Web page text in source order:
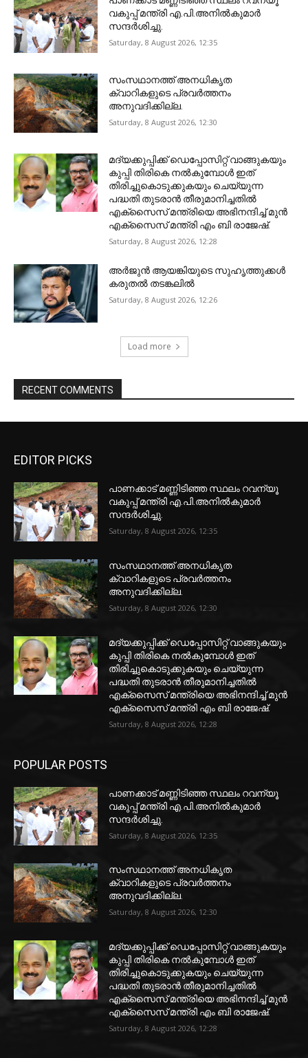
വകുപ്പ് മന്ത്രി എ.പി.അനിൽകുമാർ
സന്ദർശിച്ചു.
Saturday, 8 August 2026, 12:35
സംസഥാനത്ത് അനധികൃത
ക്വാറികളുടെ പ്രവര്‍ത്തനം
അനുവദിക്കില്ല.
Saturday, 8 August 2026, 12:30
മദ്യക്കുപ്പിക്ക് ഡെപ്പോസിറ്റ് വാങ്ങുകയും
കുപ്പി തിരികെ നല്‍കുമ്പോള്‍ ഇത്
തിരിച്ചുകൊടുക്കുകയും ചെയ്യുന്ന
പദ്ധതി തുടരാന്‍ തീരുമാനിച്ചതില്‍
എക്‌സൈസ് മന്ത്രിയെ അഭിനന്ദിച്ച് മുന്‍
എക്‌സൈസ് മന്ത്രി എം ബി രാജേഷ്.
Saturday, 8 August 2026, 12:28
അ‍ർജുൻ ആയങ്കിയുടെ സുഹൃത്തുക്കൾ
കരുതൽ തടങ്കലിൽ
Saturday, 8 August 2026, 12:26
Load more
RECENT COMMENTS
EDITOR PICKS
പാണക്കാട് മണ്ണിടിഞ്ഞ സ്ഥലം റവന്യൂ
വകുപ്പ് മന്ത്രി എ.പി.അനിൽകുമാർ
സന്ദർശിച്ചു.
Saturday, 8 August 2026, 12:35
സംസഥാനത്ത് അനധികൃത
ക്വാറികളുടെ പ്രവര്‍ത്തനം
അനുവദിക്കില്ല.
Saturday, 8 August 2026, 12:30
മദ്യക്കുപ്പിക്ക് ഡെപ്പോസിറ്റ് വാങ്ങുകയും
കുപ്പി തിരികെ നല്‍കുമ്പോള്‍ ഇത്
തിരിച്ചുകൊടുക്കുകയും ചെയ്യുന്ന
പദ്ധതി തുടരാന്‍ തീരുമാനിച്ചതില്‍
എക്‌സൈസ് മന്ത്രിയെ അഭിനന്ദിച്ച് മുന്‍
എക്‌സൈസ് മന്ത്രി എം ബി രാജേഷ്.
Saturday, 8 August 2026, 12:28
POPULAR POSTS
പാണക്കാട് മണ്ണിടിഞ്ഞ സ്ഥലം റവന്യൂ
വകുപ്പ് മന്ത്രി എ.പി.അനിൽകുമാർ
സന്ദർശിച്ചു.
Saturday, 8 August 2026, 12:35
സംസഥാനത്ത് അനധികൃത
ക്വാറികളുടെ പ്രവര്‍ത്തനം
അനുവദിക്കില്ല.
Saturday, 8 August 2026, 12:30
മദ്യക്കുപ്പിക്ക് ഡെപ്പോസിറ്റ് വാങ്ങുകയും
കുപ്പി തിരികെ നല്‍കുമ്പോള്‍ ഇത്
തിരിച്ചുകൊടുക്കുകയും ചെയ്യുന്ന
പദ്ധതി തുടരാന്‍ തീരുമാനിച്ചതില്‍
എക്‌സൈസ് മന്ത്രിയെ അഭിനന്ദിച്ച് മുന്‍
എക്‌സൈസ് മന്ത്രി എം ബി രാജേഷ്.
Saturday, 8 August 2026, 12:28